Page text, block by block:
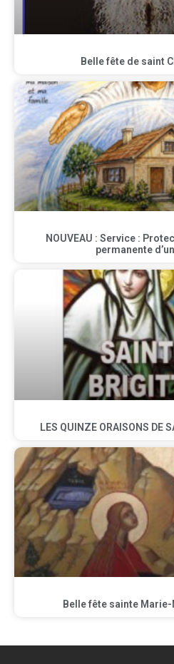
Belle fête de saint
NOUVEAU : Service :
permanente
LES QUINZE ORAISONS DE
Belle fête sainte